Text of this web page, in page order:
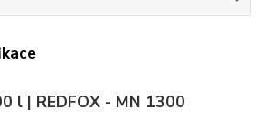
l | REDFOX - MN 1300